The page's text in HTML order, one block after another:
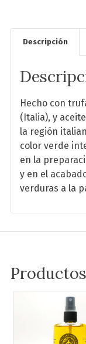
Descripción
Hecho con
(Italia), y
la región
color verde
en la
y en el
verduras a la